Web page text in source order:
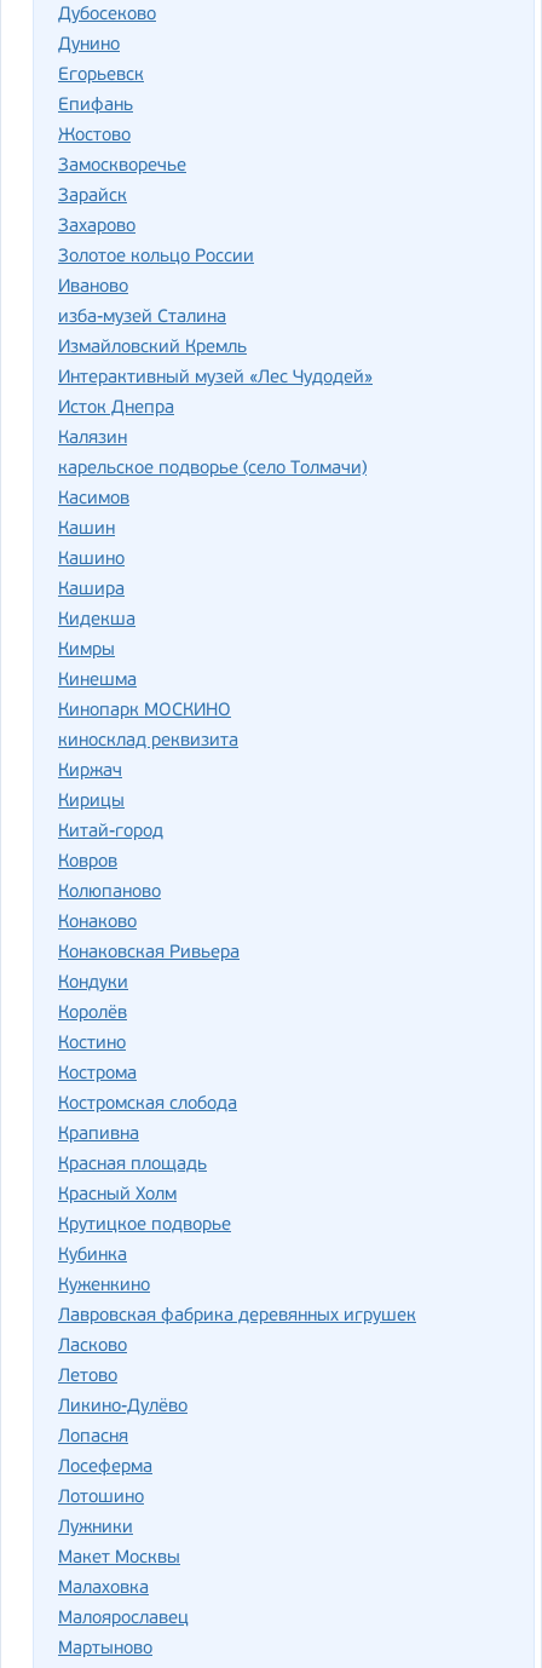
Дубосеково
Дунино
Егорьевск
Епифань
Жостово
Замоскворечье
Зарайск
Захарово
Золотое кольцо России
Иваново
изба-музей Сталина
Измайловский Кремль
Интерактивный музей «Лес Чудодей»
Исток Днепра
Калязин
карельское подворье (село Толмачи)
Касимов
Кашин
Кашино
Кашира
Кидекша
Кимры
Кинешма
Кинопарк МОСКИНО
киносклад реквизита
Киржач
Кирицы
Китай-город
Ковров
Колюпаново
Конаково
Конаковская Ривьера
Кондуки
Королёв
Костино
Кострома
Костромская слобода
Крапивна
Красная площадь
Красный Холм
Крутицкое подворье
Кубинка
Куженкино
Лавровская фабрика деревянных игрушек
Ласково
Летово
Ликино-Дулёво
Лопасня
Лосеферма
Лотошино
Лужники
Макет Москвы
Малаховка
Малоярославец
Мартыново